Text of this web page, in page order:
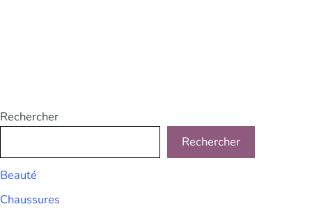
Rechercher
Rechercher
Beauté
Chaussures